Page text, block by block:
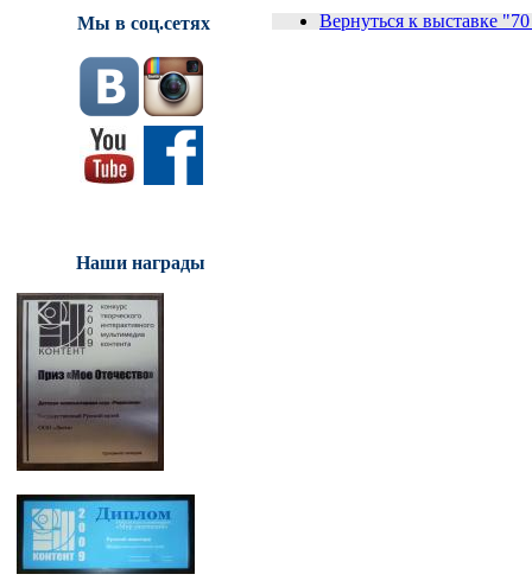
Мы в соц.сетях
Наши награды
Вернуться к выставке